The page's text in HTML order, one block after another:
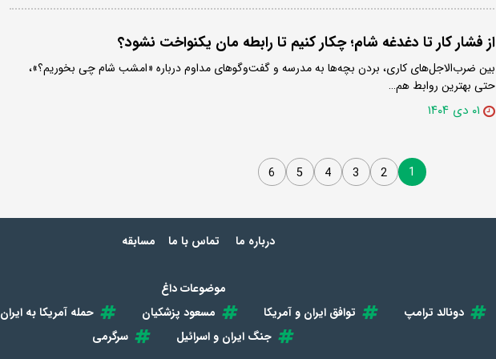
از فشار کار تا دغدغه شام؛ چکار کنیم تا رابطه مان یکنواخت نشود؟
بین ضرب‌الاجل‌های کاری، بردن بچه‌ها به مدرسه و گفت‌و‌گوهای مداوم درباره «امشب شام چی بخوریم؟»،
حتی بهترین روابط هم…
۰۱ دی ۱۴۰۴
1
2
3
4
5
6
درباره ما تماس با ما مسابقه
موضوعات داغ
دونالد ترامپ توافق ایران و آمریکا مسعود پزشکیان حمله آمریکا به ایران
جنگ ایران و اسرائیل
سرگرمی